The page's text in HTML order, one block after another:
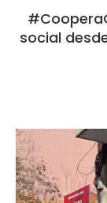
social